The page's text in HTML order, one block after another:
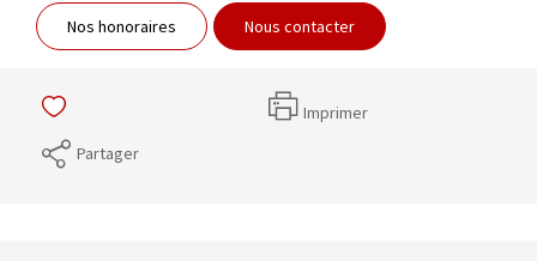
Nos honoraires Nous contacter
Imprimer
Partager